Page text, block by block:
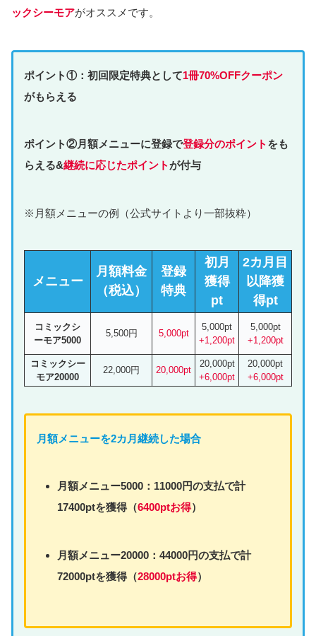
ックシーモアがオススメです。
ポイント①：初回限定特典として1冊70%OFFクーポン
がもらえる
ポイント②月額メニューに登録で登録分のポイント をも
らえる&継続に応じたポイントが付与
※月額メニューの例（公式サイトより一部抜粋）
メニュー
月額料金
（税込）
登録
特典
初月
獲得
pt
2カ月目
以降獲
得pt
コミックシ
ーモア5000
5,500円 5,000pt
5,000pt
+1,200pt
5,000pt
+1,200pt
コミックシー
モア20000
22,000円 20,000pt
20,000pt
+6,000pt
20,000pt
+6,000pt
月額メニューを2カ月継続した場合
月額メニュー5000：11000円の支払で計
17400ptを獲得（6400ptお得）
月額メニュー20000：44000円の支払で計
72000ptを獲得（28000ptお得）